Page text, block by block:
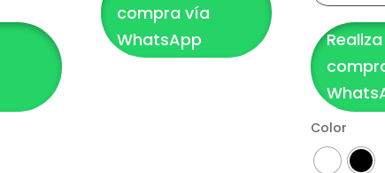
compra vía
WhatsApp
Color